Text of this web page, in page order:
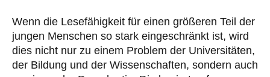
Wenn die Lesefähigkeit für einen größeren Teil der
jungen Menschen so stark eingeschränkt ist, wird
dies nicht nur zu einem Problem der Universitäten,
der Bildung und der Wissenschaften, sondern auch